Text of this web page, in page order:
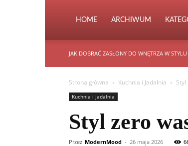
HOME ARCHIWUM
JAK DOBRAĆ ZASŁONY DO WNĘTRZA W STYLU
Strona główna Kuchnia i Jadalnia
Kuchnia i Jadalnia
Styl zero
Przez ModernMood - 26 maja 2026